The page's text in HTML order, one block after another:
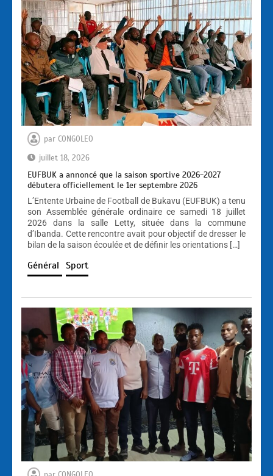
par CONGOLEO
juillet 18, 2026
EUFBUK a annoncé que la saison sportive 2026-2027
débutera officiellement le 1er septembre 2026
L’Entente Urbaine de Football de Bukavu (EUFBUK) a tenu
son Assemblée générale ordinaire ce samedi 18 juillet
2026 dans la salle Letty, située dans la commune
d’Ibanda. Cette rencontre avait pour objectif de dresser le
bilan de la saison écoulée et de définir les orientations […]
Général Sport